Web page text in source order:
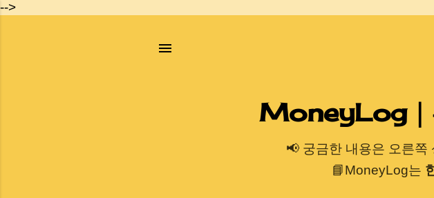
-->
기본
MoneyLog｜
📢 궁금한 내용은 오른쪽
📘MoneyLog는